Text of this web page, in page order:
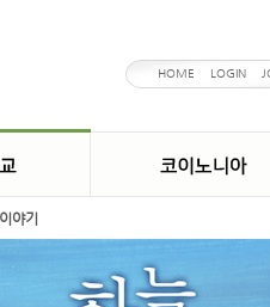
HOME LOGIN
야기